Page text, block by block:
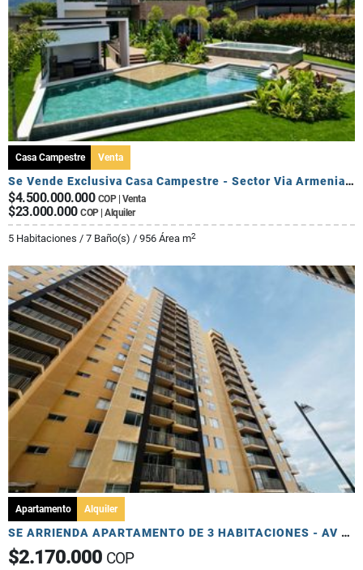
Casa Campestre Venta
Se Vende Exclusiva Casa Campestre - Sector Via Armenia Calarca
$4.500.000.000 COP | Venta
$23.000.000 COP | Alquiler
5 Habitaciones / 7 Baño(s) / 956 Área m2
Apartamento Alquiler
SE ARRIENDA APARTAMENTO DE 3 HABITACIONES - AV 19 NORTE
$2.170.000 COP